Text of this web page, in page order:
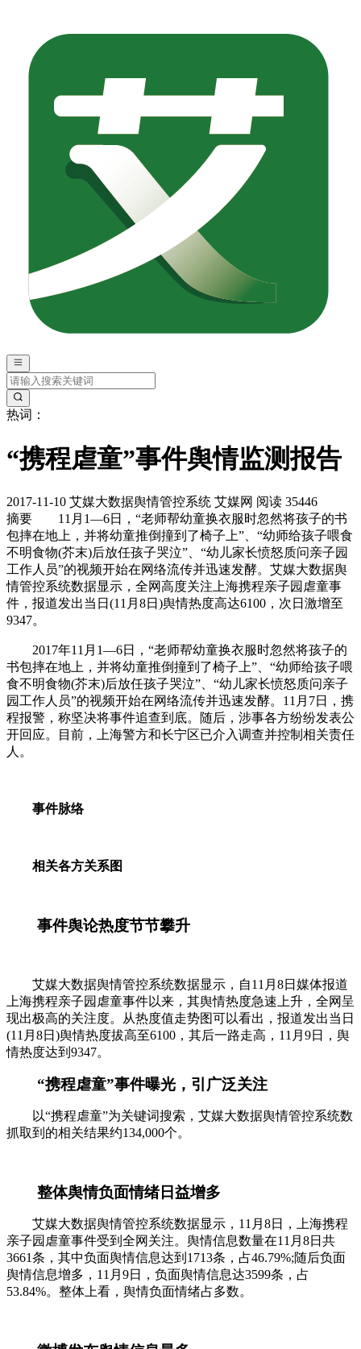
热词：
“携程虐童”事件舆情监测报告
2017-11-10 艾媒大数据舆情管控系统 艾媒网 阅读 35446
摘要 11月1—6日，“老师帮幼童换衣服时忽然将孩子的书
包摔在地上，并将幼童推倒撞到了椅子上”、“幼师给孩子喂食
不明食物(芥末)后放任孩子哭泣”、“幼儿家长愤怒质问亲子园
工作人员”的视频开始在网络流传并迅速发酵。艾媒大数据舆
情管控系统数据显示，全网高度关注上海携程亲子园虐童事
件，报道发出当日(11月8日)舆情热度高达6100，次日激增至
9347。
2017年11月1—6日，“老师帮幼童换衣服时忽然将孩子的
书包摔在地上，并将幼童推倒撞到了椅子上”、“幼师给孩子喂
食不明食物(芥末)后放任孩子哭泣”、“幼儿家长愤怒质问亲子
园工作人员”的视频开始在网络流传并迅速发酵。11月7日，携
程报警，称坚决将事件追查到底。随后，涉事各方纷纷发表公
开回应。目前，上海警方和长宁区已介入调查并控制相关责任
人。
事件脉络
相关各方关系图
事件舆论热度节节攀升
艾媒大数据舆情管控系统数据显示，自11月8日媒体报道
上海携程亲子园虐童事件以来，其舆情热度急速上升，全网呈
现出极高的关注度。从热度值走势图可以看出，报道发出当日
(11月8日)舆情热度拔高至6100，其后一路走高，11月9日，舆
情热度达到9347。
“携程虐童”事件曝光，引广泛关注
以“携程虐童”为关键词搜索，艾媒大数据舆情管控系统数
抓取到的相关结果约134,000个。
整体舆情负面情绪日益增多
艾媒大数据舆情管控系统数据显示，11月8日，上海携程
亲子园虐童事件受到全网关注。舆情信息数量在11月8日共
3661条，其中负面舆情信息达到1713条，占46.79%;随后负面
舆情信息增多，11月9日，负面舆情信息达3599条，占
53.84%。整体上看，舆情负面情绪占多数。